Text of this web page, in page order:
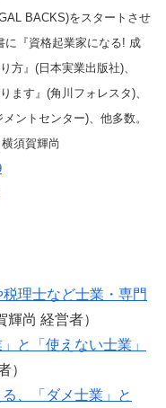
BACKS)をスタートさせ
に『資格起業家になる! 成
方』(日本実業出版社)、
ます』(角川フォレスタ)、
ントセンター)、他多数。
須賀輝尚
理士など士業・専門
輝尚 経営者）
と「使えない士業」
）
、「ダメ士業」と